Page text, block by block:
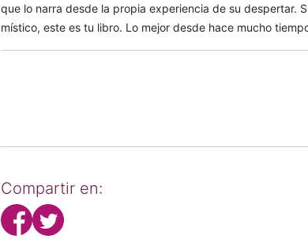
que lo narra desde la propia experiencia de su despertar.
místico, este es tu libro. Lo mejor desde hace mucho
Compartir en: